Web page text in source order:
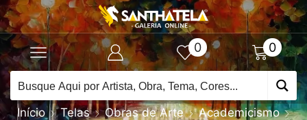
0 0
Início Telas Obras de Arte
Academicismo